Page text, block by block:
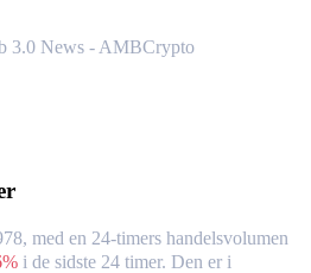
3.0 News - AMBCrypto
med en 24-timers handelsvolumen
i de sidste 24 timer. Den er i